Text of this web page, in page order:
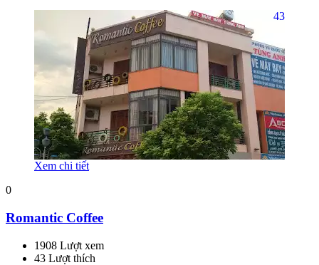
43
Xem chi tiết
0
Romantic Coffee
1908 Lượt xem
43 Lượt thích